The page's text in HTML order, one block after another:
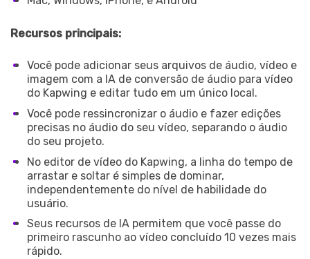
Recursos principais:
Você pode adicionar seus arquivos de áudio, vídeo e
imagem com a IA de conversão de áudio para vídeo
do Kapwing e editar tudo em um único local.
Você pode ressincronizar o áudio e fazer edições
precisas no áudio do seu vídeo, separando o áudio
do seu projeto.
No editor de vídeo do Kapwing, a linha do tempo de
arrastar e soltar é simples de dominar,
independentemente do nível de habilidade do
usuário.
Seus recursos de IA permitem que você passe do
primeiro rascunho ao vídeo concluído 10 vezes mais
rápido.